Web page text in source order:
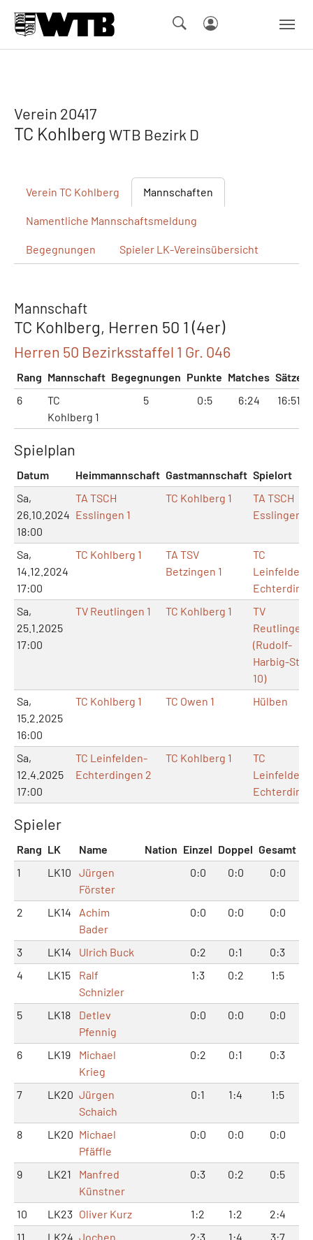
Verein 20417
TC Kohlberg WTB Bezirk D
Verein TC Kohlberg Mannschaften
Namentliche Mannschaftsmeldung
Begegnungen Spieler LK-Vereinsübersicht
Mannschaft
TC Kohlberg, Herren 50 1 (4er)
Herren 50 Bezirksstaffel 1 Gr. 046
Rang Mannschaft Begegnungen Punkte Matches Sätze
6
TC
Kohlberg 1
5 0:5 6:24 16:51
Spielplan
Datum Heimmannschaft Gastmannschaft Spielort
Sa,
26.10.2024
18:00
TA TSCH
Esslingen 1
TC Kohlberg 1
TA TSCH
Esslingen
Sa,
14.12.2024
17:00
TC Kohlberg 1
TA TSV
Betzingen 1
TC
Leinfelden-
Sa,
25.1.2025
17:00
TV Reutlingen 1 TC Kohlberg 1
TV
Reutlingen
(Rudolf-
Harbig-Str.
10)
Sa,
15.2.2025
16:00
TC Kohlberg 1 TC Owen 1 Hülben
Sa,
12.4.2025
17:00
TC Leinfelden-
Echterdingen 2
TC Kohlberg 1
TC
Leinfelden-
Spieler
Rang LK Name Nation Einzel Doppel Gesamt
1
LK10
Jürgen
Förster
0:0 0:0 0:0
2 LK14
Achim
Bader
0:0 0:0 0:0
3 LK14 Ulrich Buck 0:2 0:1
0:3
4
LK15
Ralf
Schnizler
1:3 0:2 1:5
5 LK18
Detlev
Pfennig
0:0 0:0 0:0
6 LK19
Michael
Krieg
0:2 0:1 0:3
7 LK20 Jürgen
Schaich
0:1 1:4 1:5
8 LK20 Michael
Pfäffle
0:0 0:0 0:0
9 LK21
Manfred
Künstner
0:3 0:2 0:5
10 LK23 Oliver Kurz 1:2 1:2
2:4
11
LK24 Jochen
2:3 1:4 3:7